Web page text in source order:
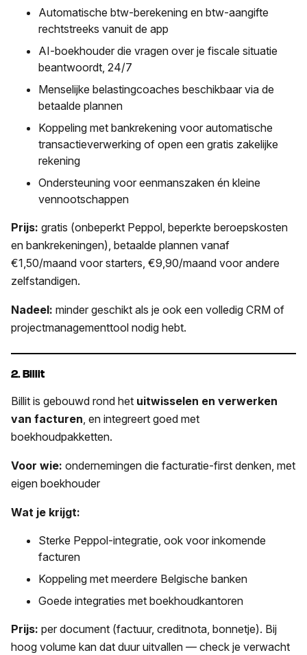
Automatische btw-berekening en btw-aangifte
rechtstreeks vanuit de app
AI-boekhouder die vragen over je fiscale situatie
beantwoordt, 24/7
Menselijke belastingcoaches beschikbaar via de
betaalde plannen
Koppeling met bankrekening voor automatische
transactieverwerking of open een gratis zakelijke
rekening
Ondersteuning voor eenmanszaken én kleine
vennootschappen
Prijs: gratis (onbeperkt Peppol, beperkte beroepskosten
en bankrekeningen), betaalde plannen vanaf
€1,50/maand voor starters, €9,90/maand voor andere
zelfstandigen.
Nadeel: minder geschikt als je ook een volledig CRM of
projectmanagementtool nodig hebt.
2. Billit
Billit is gebouwd rond het uitwisselen en verwerken
van facturen, en integreert goed met
boekhoudpakketten.
Voor wie: ondernemingen die facturatie-first denken, met
eigen boekhouder
Wat je krijgt:
Sterke Peppol-integratie, ook voor inkomende
facturen
Koppeling met meerdere Belgische banken
Goede integraties met boekhoudkantoren
Prijs: per document (factuur, creditnota, bonnetje). Bij
hoog volume kan dat duur uitvallen — check je verwacht